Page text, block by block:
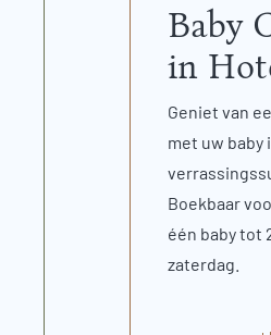
Baby
in
Geniet van
met uw baby
Boekbaar
één baby tot
zaterdag.